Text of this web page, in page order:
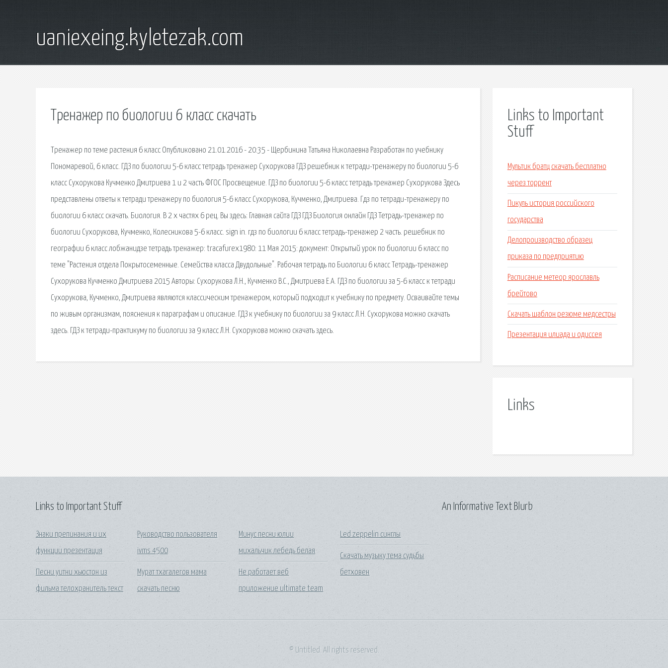
uaniexeing.kyletezak.com
Тренажер по биологии 6 класс скачать
Тренажер по теме растения 6 класс Опубликовано 21.01.2016 - 20:35 - Щербинина Татьяна Николаевна Разработан по учебнику
Пономаревой, 6 класс. ГДЗ по биологии 5-6 класс тетрадь тренажер Сухорукова ГДЗ решебник к тетради-тренажеру по биологии 5-6
класс Сухорукова Кучменко Дмитриева 1 и 2 часть ФГОС Просвещение. ГДЗ по биологии 5-6 класс тетрадь тренажер Сухорукова Здесь
представлены ответы к тетради тренажеру по биология 5-6 класс Сухорукова, Кучменко, Дмитриева. Гдз по тетради-тренажеру по
биологии 6 класс скачать. Биология. В 2 х частях 6 рец. Вы здесь: Главная сайта ГДЗ ГДЗ Биология онлайн ГДЗ Тетрадь-тренажер по
биологии Сухорукова, Кучменко, Колесникова 5-6 класс. sign in. гдз по биологии 6 класс тетрадь-тренажер 2 часть. решебник по
географии 6 класс лобжанидзе тетрадь тренажер: tracafurex1980: 11 Мая 2015: документ: Открытый урок по биологии 6 класс по
теме "Растения отдела Покрытосеменные. Семейства класса Двудольные". Рабочая тетрадь по Биологии 6 класс Тетрадь-тренажер
Сухорукова Кучменко Дмитриева 2015 Авторы: Сухорукова Л.Н., Кучменко B.C., Дмитриева Е.А. ГДЗ по биологии за 5-6 класс к тетради
Сухорукова, Кучменко, Дмитриева являются классическим тренажером, который подходит к учебнику по предмету. Осваивайте темы
по живым организмам, пояснения к параграфам и описание. ГДЗ к учебнику по биологии за 9 класс Л.Н. Сухорукова можно скачать
здесь. ГДЗ к тетради-практикуму по биологии за 9 класс Л.Н. Сухорукова можно скачать здесь.
Links to Important
Stuff
Мультик братц скачать бесплатно
через торрент
Пикуль история российского
государства
Делопроизводство образец
приказа по предприятию
Расписание метеор ярославль
брейтово
Скачать шаблон резюме медсестры
Презентация илиада и одиссея
Links
Links to Important Stuff
Знаки препинания и их
функции презентация
Песни уитни хьюстон из
фильма телохранитель текст
Руководство пользователя
ivms 4500
Мурат тхагалегов мама
скачать песню
Минус песни юлии
михальчик лебедь белая
Не работает веб
приложение ultimate team
Led zeppelin синглы
Скачать музыку тема судьбы
бетховен
An Informative Text Blurb
© Untitled. All rights reserved.